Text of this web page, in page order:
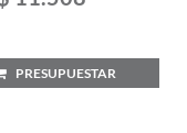
PRESUPUESTAR